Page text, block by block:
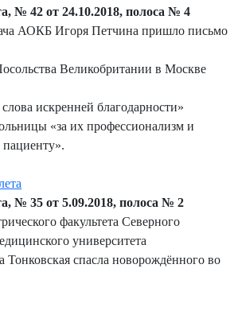
№ 42 от 24.10.2018, полоса № 4
АОКБ Игоря Петчина пришло письмо
Великобритании в Москве
искренней благодарности»
«за их профессионализм и
№ 35 от 5.09.2018, полоса № 2
факультета Северного
университета
Тонковская спасла новорождённого во